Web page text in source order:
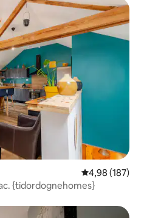
Gemiddelde
4,98 (187)
{tidordognehomes}